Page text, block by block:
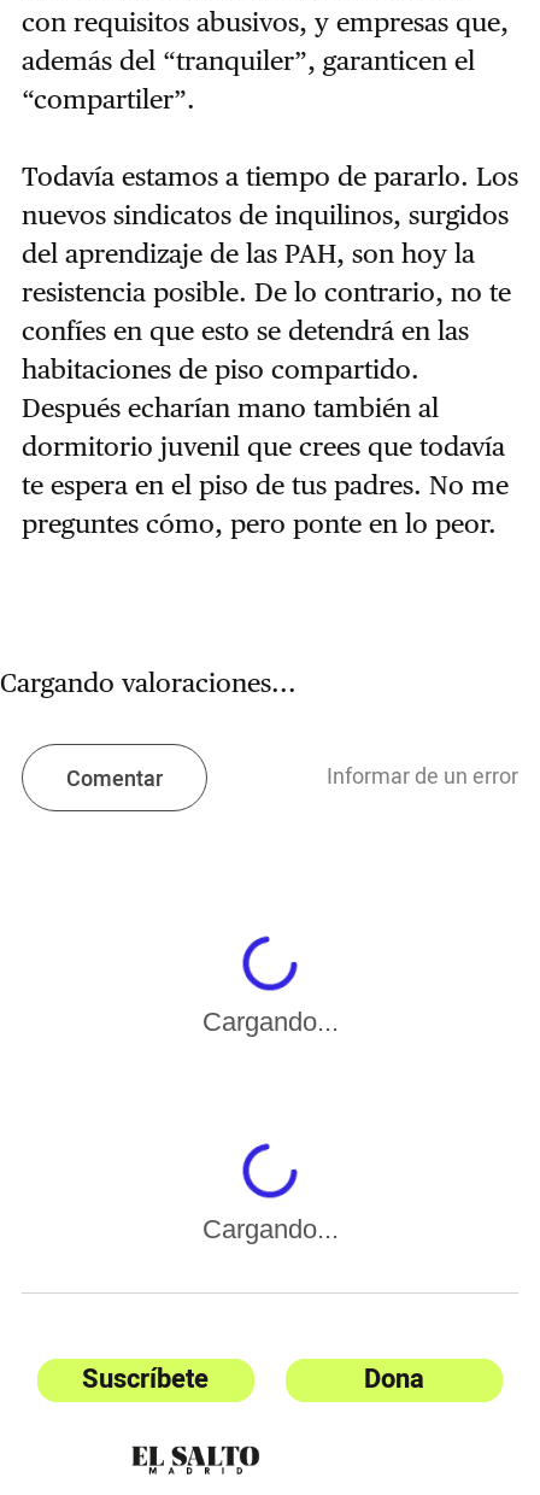
con requisitos abusivos, y empresas que,
además del “tranquiler”, garanticen el
“compartiler”.
Todavía estamos a tiempo de pararlo. Los
nuevos sindicatos de inquilinos, surgidos
del aprendizaje de las PAH, son hoy la
resistencia posible. De lo contrario, no te
confíes en que esto se detendrá en las
habitaciones de piso compartido.
Después echarían mano también al
dormitorio juvenil que crees que todavía
te espera en el piso de tus padres. No me
preguntes cómo, pero ponte en lo peor.
Cargando valoraciones...
Comentar Informar de un error
Cargando...
Cargando...
Suscríbete Dona